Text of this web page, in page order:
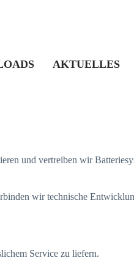
AKTUELLES
und vertreiben wir
wir technische
Service zu liefern.